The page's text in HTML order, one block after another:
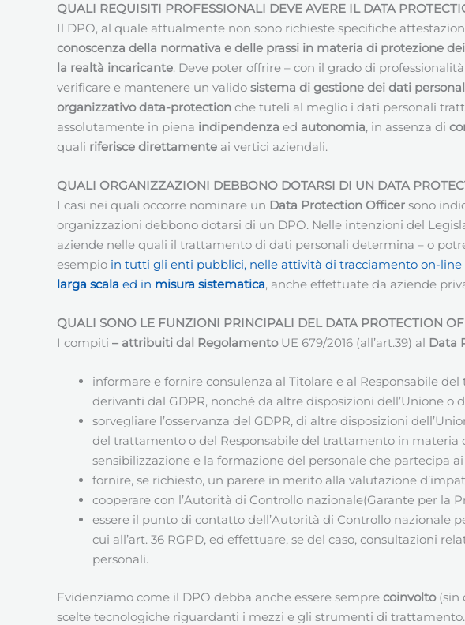
QUALI REQUISITI PROFESSIONALI DEVE AVERE IL DATA
Il DPO, al quale attualmente non sono richieste specifiche
conoscenza della normativa e delle prassi in materia di protezione
la realtà incaricante. Deve poter offrire – con il grado di
verificare e mantenere un valido sistema di gestione dei dati
organizzativo data-protection che tuteli al meglio i dati personali
assolutamente in piena indipendenza ed autonomia, in assenza di
quali riferisce direttamente ai vertici aziendali.
QUALI ORGANIZZAZIONI DEBBONO DOTARSI DI UN DATA
I casi nei quali occorre nominare un Data Protection Officer sono
organizzazioni debbono dotarsi di un DPO. Nelle intenzioni del
aziende nelle quali il trattamento di dati personali determina – o
esempio in tutti gli enti pubblici, nelle attività di tracciamento on-
larga scala ed in misura sistematica, anche effettuate da aziende
QUALI SONO LE FUNZIONI PRINCIPALI DEL DATA PROTECTION
I compiti – attribuiti dal RegolamentoUE 679/2016 (all’art.39) al Data
informare e fornire consulenza al Titolare e al Responsabile
derivanti dal GDPR, nonché da altre disposizioni dell’Unione
sorvegliare l’osservanza del GDPR, di altre disposizioni
del trattamento o del Responsabile del trattamento in materia
sensibilizzazione e la formazione del personale che partecipa
fornire, se richiesto, un parere in merito alla valutazione
cooperare con l’Autorità di Controllo nazionale(Garante per la
essere il punto di contatto dell’Autorità di Controllo nazionale
cui all’art. 36 RGPD, ed effettuare, se del caso, consultazioni
personali.
Evidenziamo come il DPO debba anche essere sempre coinvolto(sin
scelte tecnologiche riguardanti i mezzi e gli strumenti di